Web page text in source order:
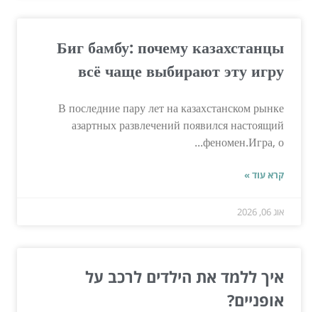
Биг бамбу: почему казахстанцы
всё чаще выбирают эту игру
В последние пару лет на казахстанском рынке
азартных развлечений появился настоящий
феномен.Игра, о...
קרא עוד »
אוג 06, 2026
איך ללמד את הילדים לרכב על
אופניים?